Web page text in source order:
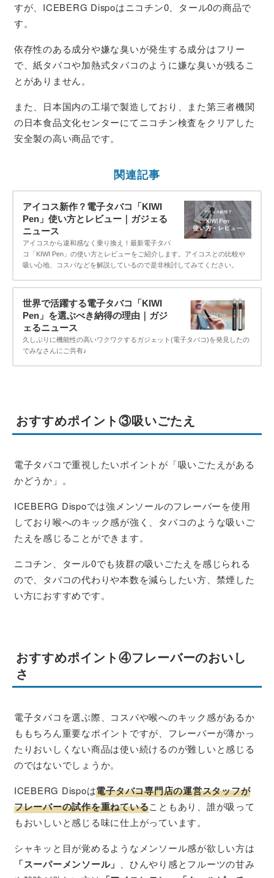
すが、ICEBERG Dispoはニコチン0、タール0の商品で
す。
依存性のある成分や嫌な臭いが発生する成分はフリー
で、紙タバコや加熱式タバコのように嫌な臭いが残るこ
とがありません。
また、日本国内の工場で製造しており、また第三者機関
の日本食品文化センターにてニコチン検査をクリアした
安全製の高い商品です。
関連記事
アイコス新作？電子タバコ「KIWI
Pen」使い方とレビュー｜ガジェる
ニュース
アイコスから違和感なく乗り換え！最新電子タバ
コ「KIWI Pen」の使い方とレビューをご紹介します。アイコスとの比較や
吸い心地、コスパなどを解説しているので是非検討してみてください。
世界で活躍する電子タバコ「KIWI
Pen」を選ぶべき納得の理由｜ガジ
ェるニュース
久しぶりに機能性の高いワクワクするガジェット(電子タバコ)を発見したの
でみなさんにご共有♪
おすすめポイント③吸いごたえ
電子タバコで重視したいポイントが「吸いごたえがある
かどうか」。
ICEBERG Dispoでは強メンソールのフレーバーを使用
しており喉へのキック感が強く、タバコのような吸いご
たえを感じることができます。
ニコチン、タール0でも抜群の吸いごたえを感じられる
ので、タバコの代わりや本数を減らしたい方、禁煙した
い方におすすめです。
おすすめポイント④フレーバーのおいし
さ
電子タバコを選ぶ際、コスパや喉へのキック感があるか
ももちろん重要なポイントですが、フレーバーが薄かっ
たりおいしくない商品は使い続けるのが難しいと感じる
のではないでしょうか。
ICEBERG Dispoは電子タバコ専門店の運営スタッフが
フレーバーの試作を重ねていることもあり、誰が吸って
もおいしいと感じる味に仕上がっています。
シャキッと目が覚めるようなメンソール感が欲しい方は
「スーパーメンソール」 、ひんやり感とフルーツの甘み